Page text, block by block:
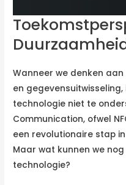
Wanneer we denken
en
technologie niet te
Communication, ofwel
een revolutionaire stap
Maar wat kunnen we
technologie?